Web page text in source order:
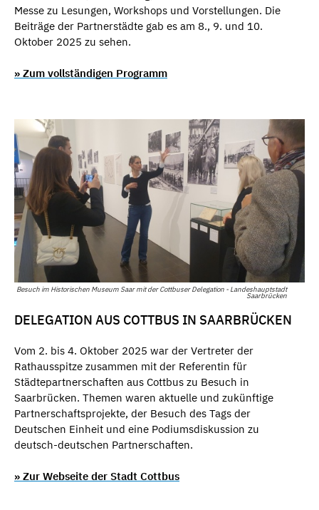
Messe zu Lesungen, Workshops und Vorstellungen. Die
Beiträge der Partnerstädte gab es am 8., 9. und 10.
Oktober 2025 zu sehen.
» Zum vollständigen Programm
Besuch im Historischen Museum Saar mit der Cottbuser Delegation - Landeshauptstadt
Saarbrücken
DELEGATION AUS COTTBUS IN SAARBRÜCKEN
Vom 2. bis 4. Oktober 2025 war der Vertreter der
Rathausspitze zusammen mit der Referentin für
Städtepartnerschaften aus Cottbus zu Besuch in
Saarbrücken. Themen waren aktuelle und zukünftige
Partnerschaftsprojekte, der Besuch des Tags der
Deutschen Einheit und eine Podiumsdiskussion zu
deutsch-deutschen Partnerschaften.
» Zur Webseite der Stadt Cottbus